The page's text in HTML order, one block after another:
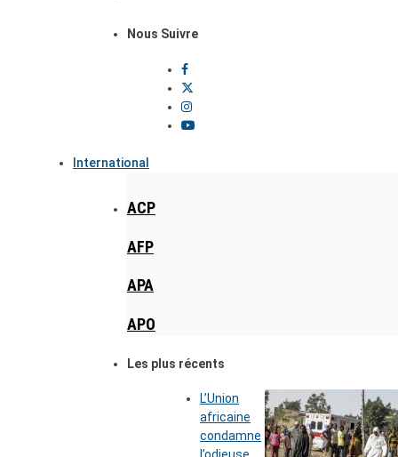
Nous Suivre
International
ACP
AFP
APA
APO
Les plus récents
L’Union
africaine
condamne